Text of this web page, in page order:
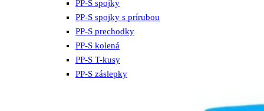
PP-S spojky
PP-S spojky s prírubou
PP-S prechodky
PP-S kolená
PP-S T-kusy
PP-S záslepky